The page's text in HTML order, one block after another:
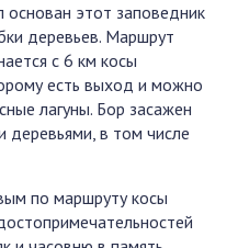
основан этот заповедник
деревьев. Маршрут
с 6 км косы
есть выход и можно
лагуны. Бор засажен
в том числе
по маршруту косы